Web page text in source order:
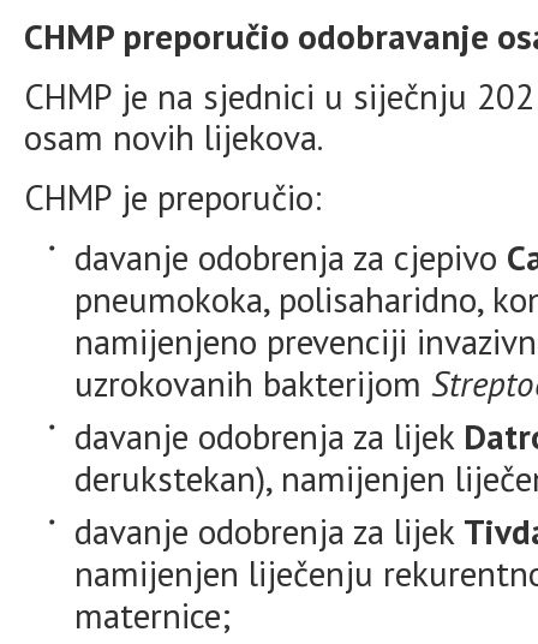
CHMP preporučio odobravanje
CHMP je na sjednici u siječnju
osam novih lijekova.
CHMP je preporučio:
davanje odobrenja za cjepivo
pneumokoka, polisaharidno,
namijenjeno prevenciji
uzrokovanih bakterijom
davanje odobrenja za lijek
derukstekan), namijenjen
davanje odobrenja za lijek
namijenjen liječenju
maternice;